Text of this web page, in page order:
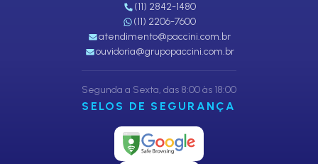
(11) 2842-1480
(11) 2206-7600
atendimento@paccini.com.br
ouvidoria@grupopaccini.com.br
Segunda a Sexta, das 8:00 às 18:00
SELOS DE SEGURANÇA